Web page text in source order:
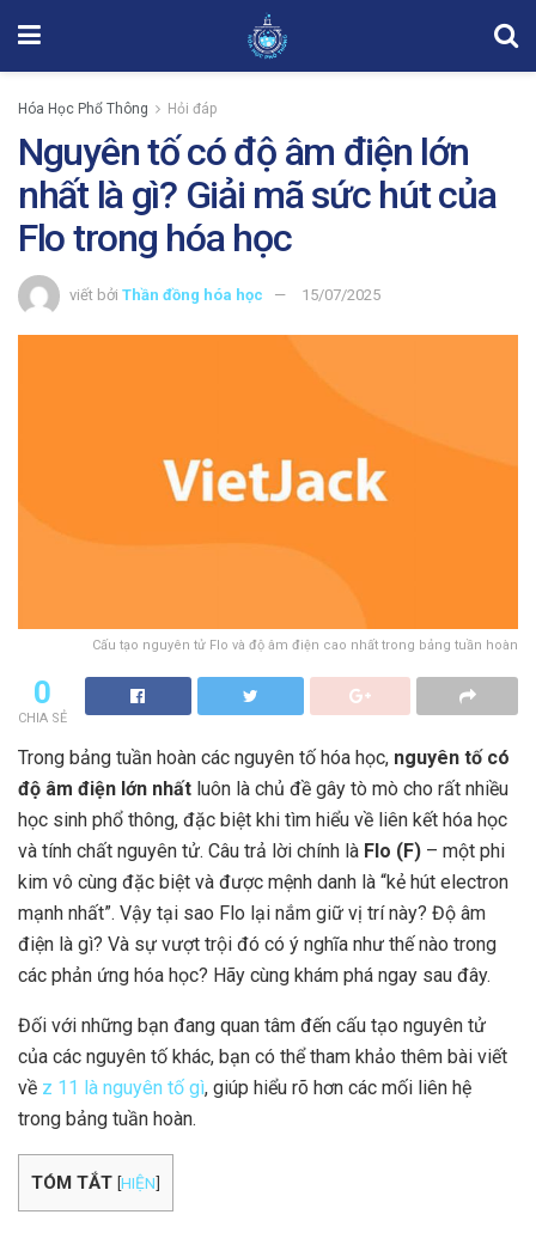
Hóa Học Phổ Thông Hỏi đáp
Nguyên tố có độ âm điện lớn
nhất là gì? Giải mã sức hút của
Flo trong hóa học
viết bởi Thần đồng hóa học 15/07/2025
Cấu tạo nguyên tử Flo và độ âm điện cao nhất trong bảng tuần hoàn
0
CHIA SẺ
Trong bảng tuần hoàn các nguyên tố hóa học, nguyên tố có
độ âm điện lớn nhất luôn là chủ đề gây tò mò cho rất nhiều
học sinh phổ thông, đặc biệt khi tìm hiểu về liên kết hóa học
và tính chất nguyên tử. Câu trả lời chính là Flo (F) – một phi
kim vô cùng đặc biệt và được mệnh danh là “kẻ hút electron
mạnh nhất”. Vậy tại sao Flo lại nắm giữ vị trí này? Độ âm
điện là gì? Và sự vượt trội đó có ý nghĩa như thế nào trong
các phản ứng hóa học? Hãy cùng khám phá ngay sau đây.
Đối với những bạn đang quan tâm đến cấu tạo nguyên tử
của các nguyên tố khác, bạn có thể tham khảo thêm bài viết
về z 11 là nguyên tố gì, giúp hiểu rõ hơn các mối liên hệ
trong bảng tuần hoàn.
TÓM TẮT [HIỆN]